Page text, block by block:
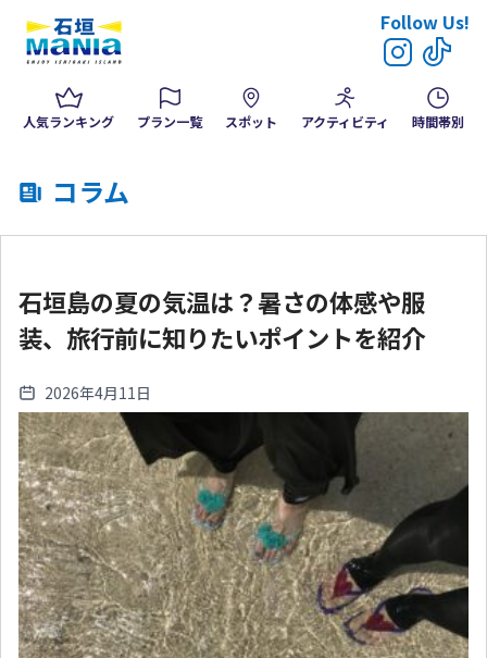
Follow Us!
人気ランキング プラン一覧 スポット アクティビティ 時間帯別
コラム
石垣島の夏の気温は？暑さの体感や服
装、旅行前に知りたいポイントを紹介
2026年4月11日